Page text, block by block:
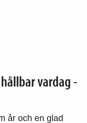
vardag -
år och en glad